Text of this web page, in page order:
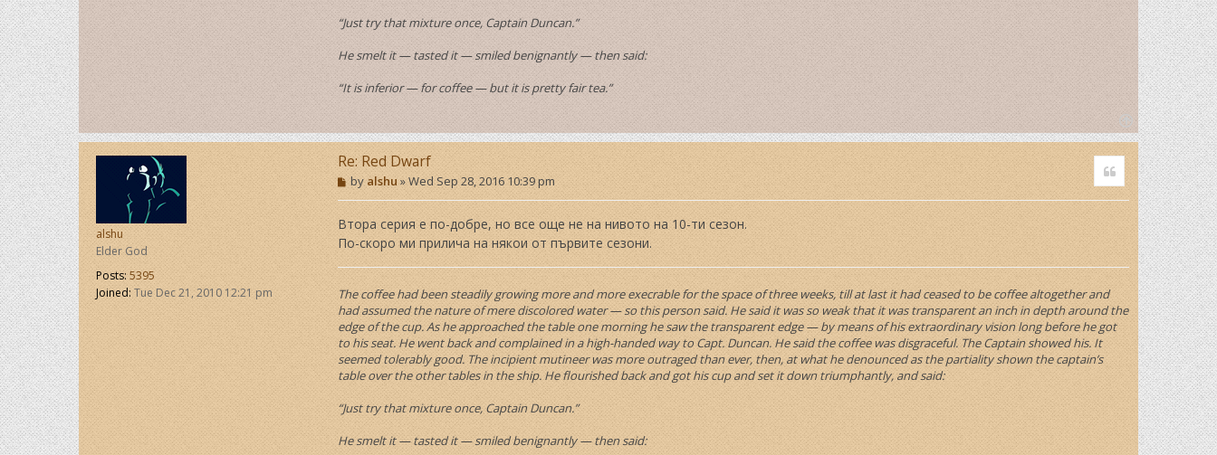
“Just try that mixture once, Captain Duncan.”
He smelt it — tasted it — smiled benignantly — then said:
“It is inferior — for coffee — but it is pretty fair tea.”
T
o
p
alshu
Elder God
Posts: 5395
Joined:Tue Dec 21, 2010 12:21 pm
Re: Red Dwarf
Quote
P
o
s
t
byalshu»Wed Sep 28, 2016 10:39 pm
Втора серия е по-добре, но все още не на нивото на 10-ти сезон.
По-скоро ми прилича на някои от първите сезони.
The coffee had been steadily growing more and more execrable for the space of three weeks, till at last it had ceased to be coffee altogether and
had assumed the nature of mere discolored water — so this person said. He said it was so weak that it was transparent an inch in depth around the
edge of the cup. As he approached the table one morning he saw the transparent edge — by means of his extraordinary vision long before he got
to his seat. He went back and complained in a high-handed way to Capt. Duncan. He said the coffee was disgraceful. The Captain showed his. It
seemed tolerably good. The incipient mutineer was more outraged than ever, then, at what he denounced as the partiality shown the captain’s
table over the other tables in the ship. He flourished back and got his cup and set it down triumphantly, and said:
“Just try that mixture once, Captain Duncan.”
He smelt it — tasted it — smiled benignantly — then said: